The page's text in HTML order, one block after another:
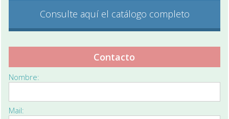
Consulte aquí el catálogo completo
Contacto
Nombre:
Mail: